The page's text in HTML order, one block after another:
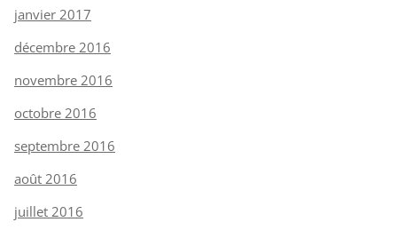
janvier 2017
décembre 2016
novembre 2016
octobre 2016
septembre 2016
août 2016
juillet 2016